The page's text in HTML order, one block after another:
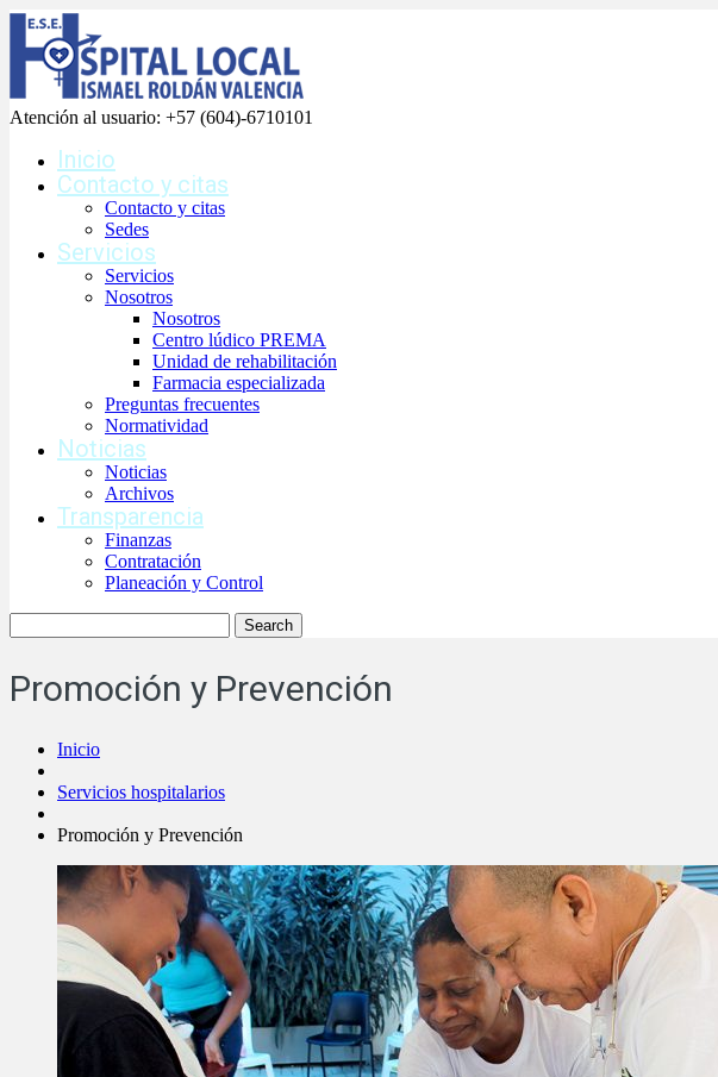
Atención al usuario: +57 (604)-6710101
Inicio
Contacto y citas
Contacto y citas
Sedes
Servicios
Servicios
Nosotros
Nosotros
Centro lúdico PREMA
Unidad de rehabilitación
Farmacia especializada
Preguntas frecuentes
Normatividad
Noticias
Noticias
Archivos
Transparencia
Finanzas
Contratación
Planeación y Control
Promoción y Prevención
Inicio
Servicios hospitalarios
Promoción y Prevención